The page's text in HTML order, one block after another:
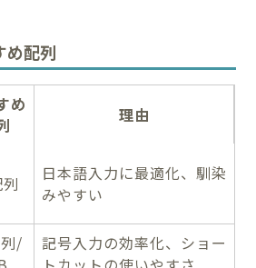
め配列
め
理由
日本語入力に最適化、馴染
みやすい
/
記号入力の効率化、ショー